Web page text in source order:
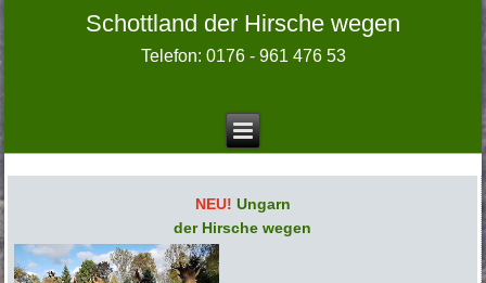
Schottland der Hirsche wegen
Telefon: 0176 - 961 476 53
NEU! Ungarn
der Hirsche wegen